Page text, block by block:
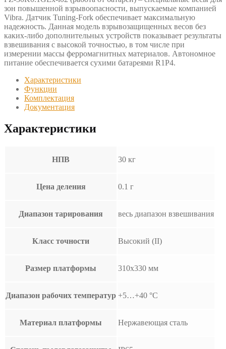
зон повышенной взрывоопасности, выпускаемые компанией
Vibra. Датчик Tuning-Fork обеспечивает максимальную
надежность. Данная модель взрывозащищенных весов без
каких-либо дополнительных устройств показывает результаты
взвешивания с высокой точностью, в том числе при
измерении массы ферромагнитных материалов. Автономное
питание обеспечивается сухими батареями R1P4.
Характеристики
Функции
Комплектация
Документация
Характеристики
НПВ 30 кг
Цена деления 0.1 г
Диапазон тарирования весь диапазон взвешивания
Класс точности Высокий (II)
Размер платформы 310х330 мм
Диапазон рабочих температур +5…+40 °С
Материал платформы Нержавеющая сталь